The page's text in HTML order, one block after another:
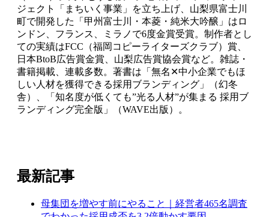
ジェクト「まちいく事業」を立ち上げ、山梨県富士川
町で開発した「甲州富士川・本菱・純米大吟醸」はロ
ンドン、フランス、ミラノで6度金賞受賞。制作者とし
ての実績はFCC（福岡コピーライターズクラブ）賞、
日本BtoB広告賞金賞、山梨広告賞協会賞など。雑誌・
書籍掲載、連載多数。著書は「無名✕中小企業でもほ
しい人材を獲得できる採用ブランディング」（幻冬
舎）、「知名度が低くても”光る人材”が集まる 採用ブ
ランディング完全版」（WAVE出版）。
最新記事
母集団を増やす前にやること｜経営者465名調査